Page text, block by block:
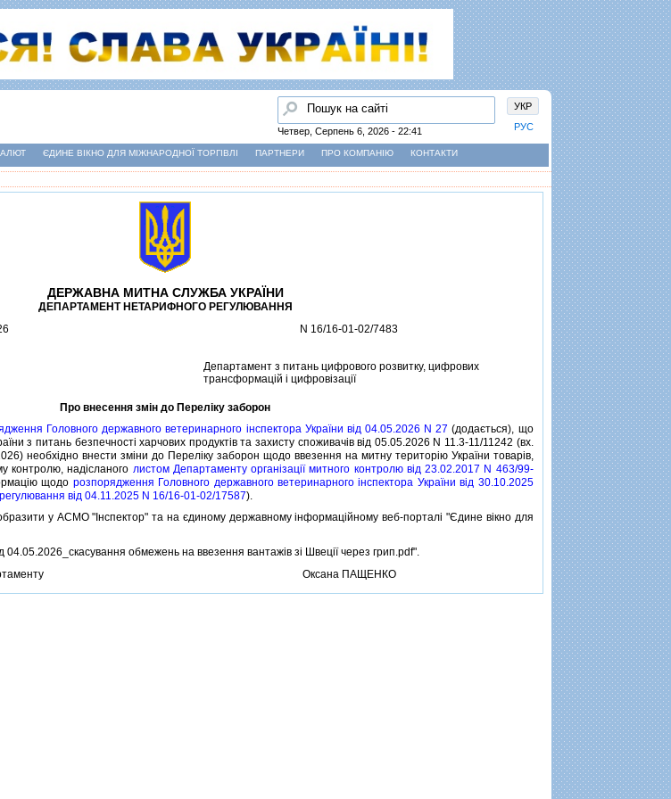
УКР
РУС
Пошук
Четвер, Серпень 6, 2026 - 22:41
ЄДИНЕ ВІКНО ДЛЯ МІЖНАРОДНОЇ ТОРГІВЛІ ПАРТНЕРИ ПРО КОМПАНІЮ КОНТАКТИ
ДЕРЖАВНА МИТНА СЛУЖБА УКРАЇНИ
ДЕПАРТАМЕНТ НЕТАРИФНОГО РЕГУЛЮВАННЯ
N 16/16-01-02/7483
Департамент з питань цифрового розвитку, цифрових
трансформацiй i цифровiзацiї
Про внесення змiн до Перелiку заборон
Головного державного ветеринарного iнспектора України вiд 04.05.2026 N 27 (додається), що
з питань безпечностi харчових продуктiв та захисту споживачiв вiд 05.05.2026 N 11.3-11/11242 (вх.
необхiдно внести змiни до Перелiку заборон щодо ввезення на митну територiю України товарiв,
контролю, надiсланого листом Департаменту органiзацiї митного контролю вiд 23.02.2017 N 463/99-
щодо розпорядження Головного державного ветеринарного iнспектора України вiд 30.10.2025
вiд 04.11.2025 N 16/16-01-02/17587).
у АСМО "Iнспектор" та на єдиному державному iнформацiйному веб-порталi "Єдине вiкно для
обмежень на ввезення вантажiв зi Швецiї через грип.pdf".
Оксана ПАЩЕНКО